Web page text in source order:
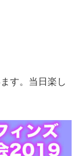
す。当日楽し